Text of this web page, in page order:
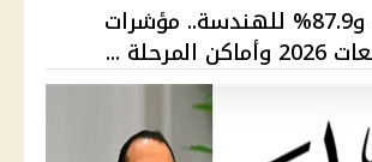
92.8% للطب و87.9% للهندسة.. مؤشرات
...